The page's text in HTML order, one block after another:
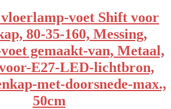
voet Shift voor
80-35-160, Messing,
gemaakt-van, Metaal,
E27-LED-lichtbron,
met-doorsnede-max.,
50cm